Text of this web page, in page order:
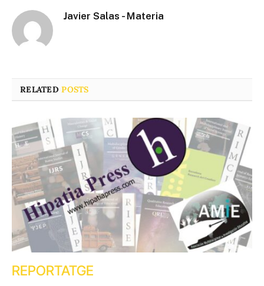
Javier Salas - Materia
RELATEDPOSTS
REPORTATGE